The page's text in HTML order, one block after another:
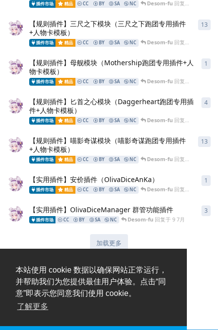
本站使用 cookie 数据以确保网站正常运行，
并帮助我们为您提供最佳用户体验。点击“同
意”即表示您同意我们使用 cookie。
了解更多
插件市场 精品 CC BY SA NC Desom-fu 回复于
【规则插件】三尺之下模块（三尺之下跑团专用插件
+人物卡模板）
插件市场 精品 CC BY SA NC Desom-fu 回复于
13
【规则插件】母舰模块（Mothership跑团专用插件+人
物卡模板）
插件市场 精品 CC BY SA NC Desom-fu 回复于
1
【规则插件】匕首之心模块（Daggerheart跑团专用插
件+人物卡模板）
插件市场 精品 CC BY SA NC Desom-fu 回复于
4
【规则插件】喵影奇谋模块（喵影奇谋跑团专用插件
+人物卡模板）
插件市场 精品 CC BY SA NC Desom-fu 回复于
13
【实用插件】安价插件（OlivaDiceAnKa）
插件市场 精品 CC BY SA NC Desom-fu 回复于
1
【实用插件】OlivaDiceManager 群管功能插件
插件市场 CC BY SA NC Desom-fu回复于 9 7月
3
加载更多